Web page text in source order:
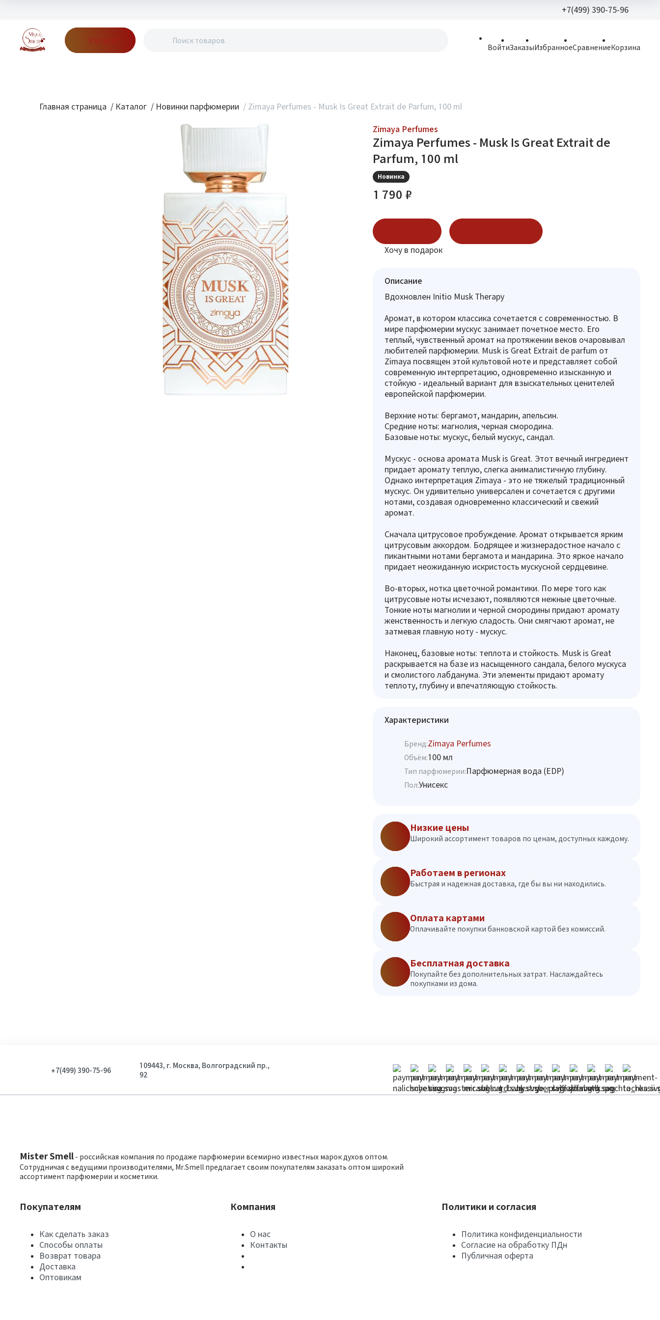
+7(499) 390-75-96
Каталог
ВойтиЗаказыИзбранноеСравнениеКорзина
Главная страница / Каталог / Новинки парфюмерии / Zimaya Perfumes - Musk Is Great Extrait de Parfum, 100 ml
Zimaya Perfumes
Zimaya Perfumes - Musk Is Great Extrait de
Parfum, 100 ml
Новинка
1 790 ₽
Хочу в подарок
Описание
Вдохновлен Initio Musk Therapy
Аромат, в котором классика сочетается с современностью. В
мире парфюмерии мускус занимает почетное место. Его
теплый, чувственный аромат на протяжении веков очаровывал
любителей парфюмерии. Musk is Great Extrait de parfum от
Zimaya посвящен этой культовой ноте и представляет собой
современную интерпретацию, одновременно изысканную и
стойкую - идеальный вариант для взыскательных ценителей
европейской парфюмерии.
Верхние ноты: бергамот, мандарин, апельсин.
Средние ноты: магнолия, черная смородина.
Базовые ноты: мускус, белый мускус, сандал.
Мускус - основа аромата Musk is Great. Этот вечный ингредиент
придает аромату теплую, слегка анималистичную глубину.
Однако интерпретация Zimaya - это не тяжелый традиционный
мускус. Он удивительно универсален и сочетается с другими
нотами, создавая одновременно классический и свежий
аромат.
Сначала цитрусовое пробуждение. Аромат открывается ярким
цитрусовым аккордом. Бодрящее и жизнерадостное начало с
пикантными нотами бергамота и мандарина. Это яркое начало
придает неожиданную искристость мускусной сердцевине.
Во-вторых, нотка цветочной романтики. По мере того как
цитрусовые ноты исчезают, появляются нежные цветочные.
Тонкие ноты магнолии и черной смородины придают аромату
женственность и легкую сладость. Они смягчают аромат, не
затмевая главную ноту - мускус.
Наконец, базовые ноты: теплота и стойкость. Musk is Great
раскрывается на базе из насыщенного сандала, белого мускуса
и смолистого лабданума. Эти элементы придают аромату
теплоту, глубину и впечатляющую стойкость.
Характеристики
Бренд:Zimaya Perfumes
Объём:100 мл
Тип парфюмерии:Парфюмерная вода (EDP)
Пол:Унисекс
Низкие цены
Широкий ассортимент товаров по ценам, доступных каждому.
Работаем в регионах
Быстрая и надежная доставка, где бы вы ни находились.
Оплата картами
Оплачивайте покупки банковской картой без комиссий.
Бесплатная доставка
Покупайте без дополнительных затрат. Наслаждайтесь
покупками из дома.
+7(499) 390-75-96
109443, г. Москва, Волгоградский пр.,
92
Mister Smell - российская компания по продаже парфюмерии всемирно известных марок духов оптом.
Сотрудничая с ведущими производителями, Mr.Smell предлагает своим покупателям заказать оптом широкий
ассортимент парфюмерии и косметики.
Покупателям
Как сделать заказ
Способы оплаты
Возврат товара
Доставка
Оптовикам
Компания
О нас
Контакты
Политики и согласия
Политика конфиденциальности
Согласие на обработку ПДн
Публичная оферта